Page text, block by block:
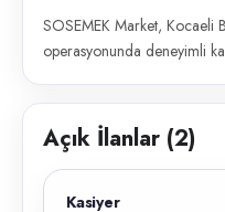
SOSEMEK Market, Kocaeli
operasyonunda deneyimli
Açık İlanlar (2)
Kasiyer